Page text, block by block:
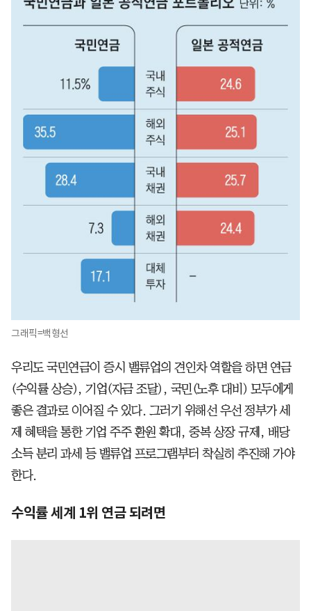
그래픽=백형선
우리도 국민연금이 증시 밸류업의 견인차 역할을 하면 연금
(수익률 상승), 기업(자금 조달), 국민(노후 대비) 모두에게
좋은 결과로 이어질 수 있다. 그러기 위해선 우선 정부가 세
제 혜택을 통한 기업 주주 환원 확대, 중복 상장 규제, 배당
소득 분리 과세 등 밸류업 프로그램부터 착실히 추진해 가야
한다.
수익률 세계 1위 연금 되려면